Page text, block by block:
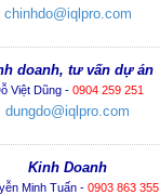
chinhdo@iqlpro.com
doanh, tư vấn dự án
Việt Dũng - 0904 259 251
dungdo@iqlpro.com
Kinh Doanh
Minh Tuấn - 0903 863 355